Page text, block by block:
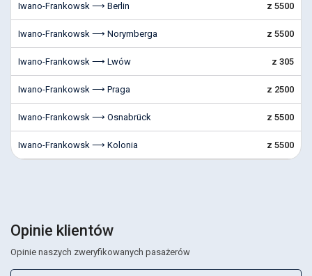
Iwano-Frankowsk ⟶ Berlin z 5500
Iwano-Frankowsk ⟶ Norymberga z 5500
Iwano-Frankowsk ⟶ Lwów z 305
Iwano-Frankowsk ⟶ Praga z 2500
Iwano-Frankowsk ⟶ Osnabrück z 5500
Iwano-Frankowsk ⟶ Kolonia z 5500
Opinie klientów
Opinie naszych zweryfikowanych pasażerów